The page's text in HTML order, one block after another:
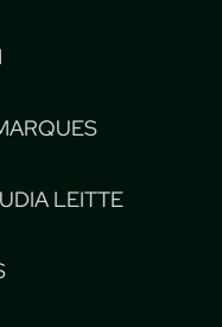
LEITTE